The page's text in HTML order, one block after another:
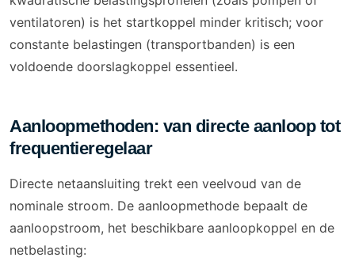
ventilatoren) is het startkoppel minder kritisch; voor
constante belastingen (transportbanden) is een
voldoende doorslagkoppel essentieel.
Aanloopmethoden: van directe aanloop tot
frequentieregelaar
Directe netaansluiting trekt een veelvoud van de
nominale stroom. De aanloopmethode bepaalt de
aanloopstroom, het beschikbare aanloopkoppel en de
netbelasting: